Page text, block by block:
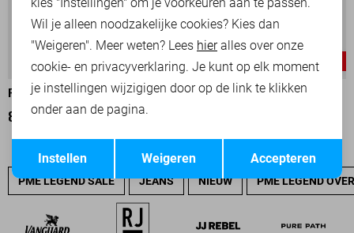
-30%
PME LEGEND BROEK
84,00 119,99
PME LEGEND BROEK
PME LEGEND SALE JEANS NIEUW PME LEGEND
Opslaan
Wil je alleen noodzakelijke cookies? Kies dan
"Weigeren". Meer weten? Lees hieralles over onze
cookie- en privacyverklaring. Je kunt op elk moment
je instellingen wijzigigen door op de link te klikken
onder aan de pagina.
Accepteren
Weigeren
Instellen